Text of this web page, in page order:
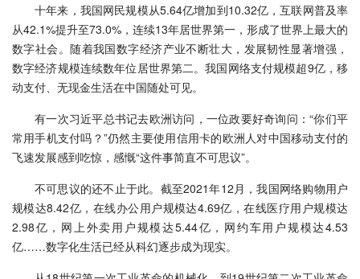
十年来，我国网民规模从5.64亿增加到10.32亿，互联网普及率
从42.1%提升至73.0%，连续13年居世界第一，形成了世界上最大的
数字社会。随着我国数字经济产业不断壮大，发展韧性显著增强，
数字经济规模连续数年位居世界第二。我国网络支付规模超9亿，移
动支付、无现金生活在中国随处可见。
有一次习近平总书记去欧洲访问，一位政要好奇询问：“你们平
常用手机支付吗？”仍然主要使用信用卡的欧洲人对中国移动支付的
飞速发展感到吃惊，感慨“这件事简直不可思议”。
不可思议的还不止于此。截至2021年12月，我国网络购物用户
规模达8.42亿，在线办公用户规模达4.69亿，在线医疗用户规模达
2.98亿，网上外卖用户规模达5.44亿，网约车用户规模达4.53
亿……数字化生活已经从科幻逐步成为现实。